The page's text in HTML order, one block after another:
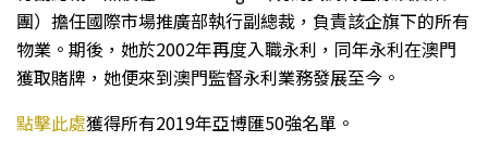
團）擔任國際市場推廣部執行副總裁，負責該企旗下的所有
物業。期後，她於2002年再度入職永利，同年永利在澳門
獲取賭牌，她便來到澳門監督永利業務發展至今。
點擊此處獲得所有2019年亞博匯50強名單。